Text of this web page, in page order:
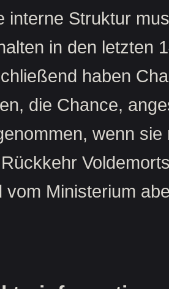
interne Struktur
in den letzten
haben
die Chance,
wenn
vom Ministerium